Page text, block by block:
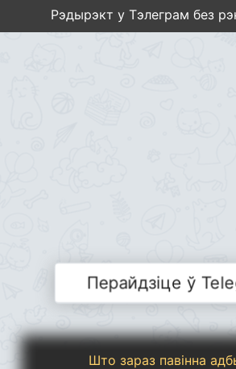
Рэдырэкт у Тэлеграм без
Перайдзіце ў
Што зараз павінна